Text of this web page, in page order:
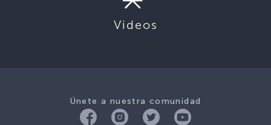
Videos
Únete a nuestra comunidad